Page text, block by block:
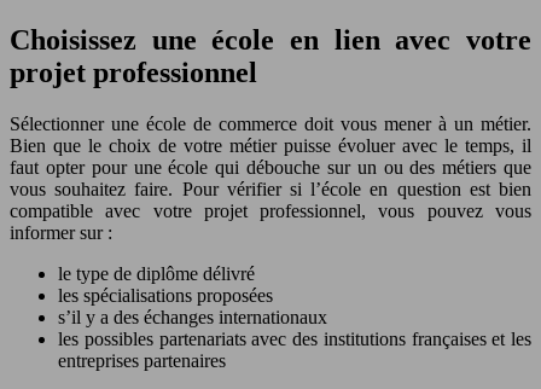
Choisissez une école en lien avec votre
projet professionnel
Sélectionner une école de commerce doit vous mener à un métier.
Bien que le choix de votre métier puisse évoluer avec le temps, il
faut opter pour une école qui débouche sur un ou des métiers que
vous souhaitez faire. Pour vérifier si l’école en question est bien
compatible avec votre projet professionnel, vous pouvez vous
informer sur :
le type de diplôme délivré
les spécialisations proposées
s’il y a des échanges internationaux
les possibles partenariats avec des institutions françaises et les
entreprises partenaires